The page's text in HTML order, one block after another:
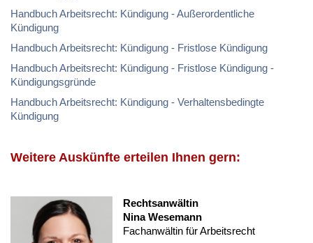
Handbuch Arbeitsrecht: Kündigung - Außerordentliche
Kündigung
Handbuch Arbeitsrecht: Kündigung - Fristlose Kündigung
Handbuch Arbeitsrecht: Kündigung - Fristlose Kündigung -
Kündigungsgründe
Handbuch Arbeitsrecht: Kündigung - Verhaltensbedingte
Kündigung
Weitere Auskünfte erteilen Ihnen gern:
Rechtsanwältin
Nina Wesemann
Fachanwältin für Arbeitsrecht